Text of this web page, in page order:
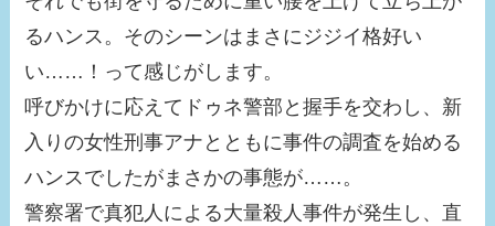
るハンス。そのシーンはまさにジジイ格好い
い……！って感じがします。
呼びかけに応えてドゥネ警部と握手を交わし、新
入りの女性刑事アナとともに事件の調査を始める
ハンスでしたがまさかの事態が……。
警察署で真犯人による大量殺人事件が発生し、直